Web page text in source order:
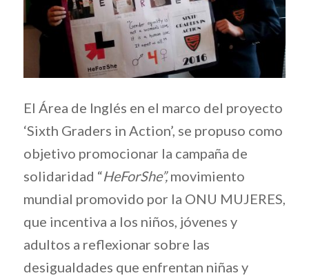
El Área de Inglés en el marco del proyecto
‘Sixth Graders in Action’, se propuso como
objetivo promocionar la campaña de
solidaridad “HeForShe”,movimiento
mundial promovido por la ONU MUJERES,
que incentiva a los niños, jóvenes y
adultos a reflexionar sobre las
desigualdades que enfrentan niñas y